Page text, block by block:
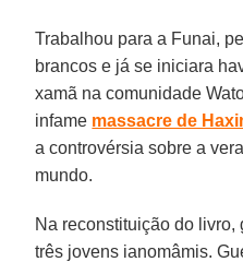
Trabalhou para a Funai,
brancos e já se iniciara
xamã na comunidade
infame massacre de
a controvérsia sobre a
mundo.
Na reconstituição do livro,
três jovens ianomâmis.